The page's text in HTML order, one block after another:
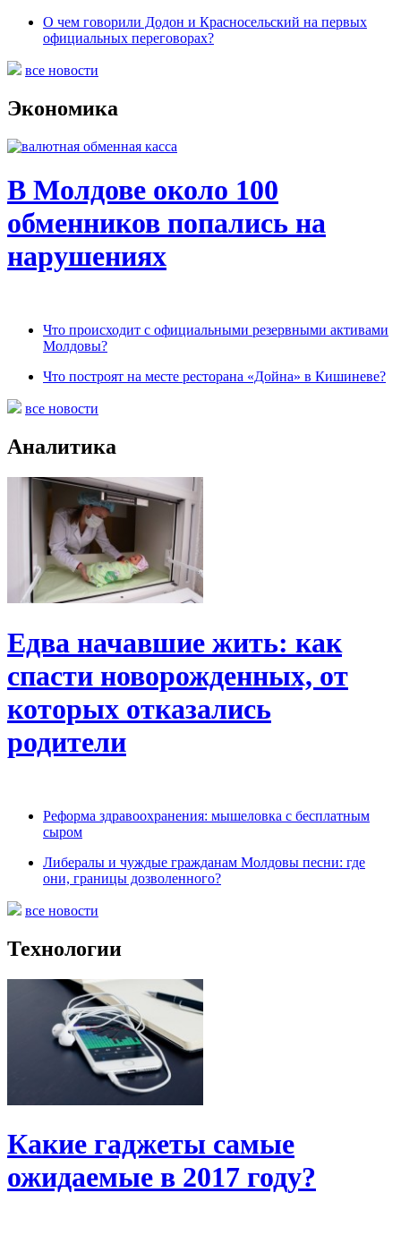
О чем говорили Додон и Красносельский на первых
официальных переговорах?
все новости
Экономика
В Молдове около 100
обменников попались на
нарушениях
Что происходит с официальными резервными активами
Молдовы?
Что построят на месте ресторана «Дойна» в Кишиневе?
все новости
Аналитика
Едва начавшие жить: как
спасти новорожденных, от
которых отказались
родители
Реформа здравоохранения: мышеловка с бесплатным
сыром
Либералы и чуждые гражданам Молдовы песни: где
они, границы дозволенного?
все новости
Технологии
Какие гаджеты самые
ожидаемые в 2017 году?